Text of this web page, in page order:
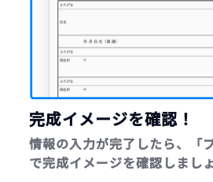
完成イメージを確認！
情報の入力が完了したら、「
で完成イメージを確認しましょ